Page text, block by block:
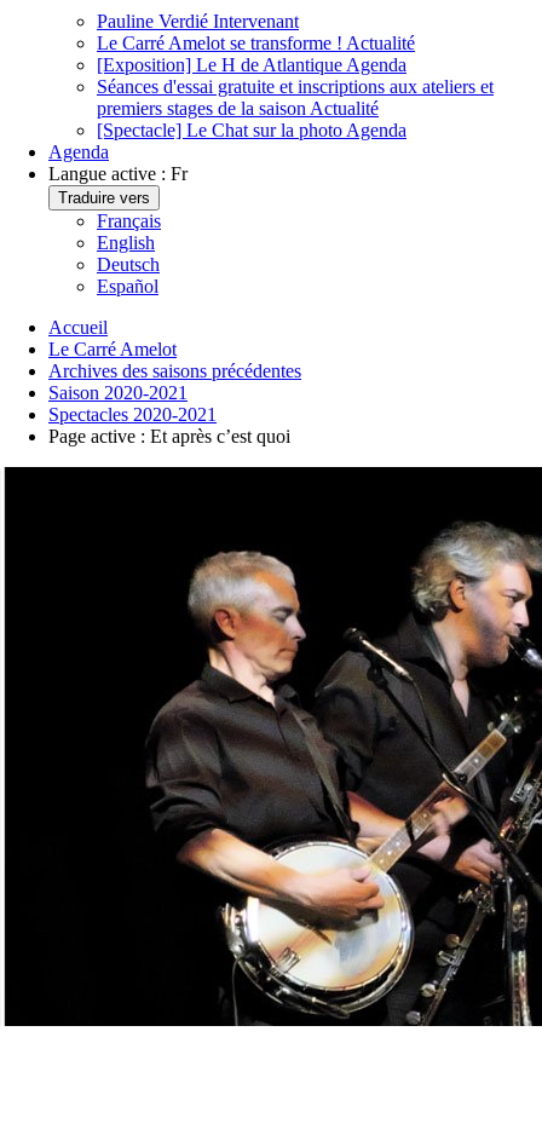
Pauline Verdié Intervenant
Le Carré Amelot se transforme ! Actualité
[Exposition] Le H de Atlantique Agenda
Séances d'essai gratuite et inscriptions aux ateliers et
premiers stages de la saison Actualité
[Spectacle] Le Chat sur la photo Agenda
Agenda
Langue active : Fr
Traduire vers
Français
English
Deutsch
Español
Accueil
Le Carré Amelot
Archives des saisons précédentes
Saison 2020-2021
Spectacles 2020-2021
Page active : Et après c’est quoi